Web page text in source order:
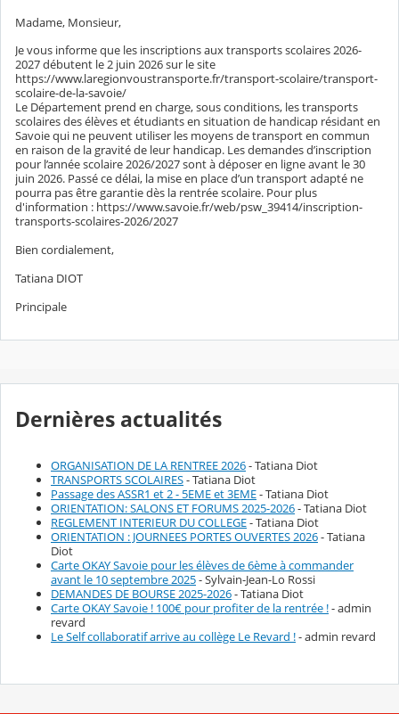
Madame, Monsieur,
Je vous informe que les inscriptions aux transports scolaires 2026-
2027 débutent le 2 juin 2026 sur le site
https://www.laregionvoustransporte.fr/transport-scolaire/transport-
scolaire-de-la-savoie/
Le Département prend en charge, sous conditions, les transports
scolaires des élèves et étudiants en situation de handicap résidant en
Savoie qui ne peuvent utiliser les moyens de transport en commun
en raison de la gravité de leur handicap. Les demandes d’inscription
pour l’année scolaire 2026/2027 sont à déposer en ligne avant le 30
juin 2026. Passé ce délai, la mise en place d’un transport adapté ne
pourra pas être garantie dès la rentrée scolaire. Pour plus
d'information : https://www.savoie.fr/web/psw_39414/inscription-
transports-scolaires-2026/2027
Bien cordialement,
Tatiana DIOT
Principale
Dernières actualités
ORGANISATION DE LA RENTREE 2026- Tatiana Diot
TRANSPORTS SCOLAIRES- Tatiana Diot
Passage des ASSR1 et 2 - 5EME et 3EME- Tatiana Diot
ORIENTATION: SALONS ET FORUMS 2025-2026- Tatiana Diot
REGLEMENT INTERIEUR DU COLLEGE- Tatiana Diot
ORIENTATION : JOURNEES PORTES OUVERTES 2026- Tatiana
Diot
Carte OKAY Savoie pour les élèves de 6ème à commander
avant le 10 septembre 2025- Sylvain-Jean-Lo Rossi
DEMANDES DE BOURSE 2025-2026- Tatiana Diot
Carte OKAY Savoie ! 100€ pour profiter de la rentrée !- admin
revard
Le Self collaboratif arrive au collège Le Revard !- admin revard